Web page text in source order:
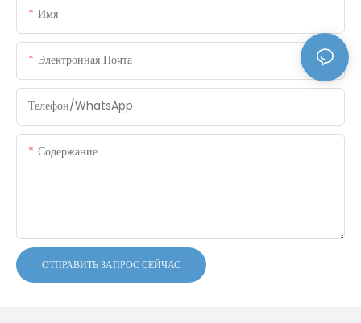
Имя
Электронная Почта
Телефон/WhatsApp
Содержание
ОТПРАВИТЬ ЗАПРОС СЕЙЧАС